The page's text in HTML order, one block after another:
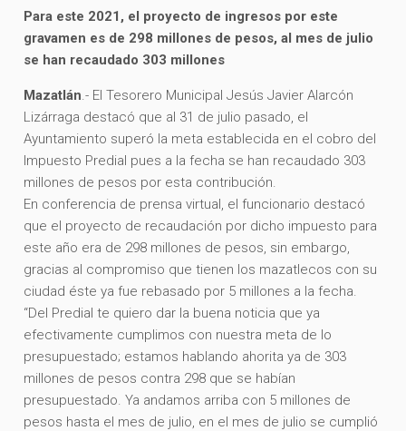
Para este 2021, el proyecto de ingresos por este
gravamen es de 298 millones de pesos, al mes de julio
se han recaudado 303 millones
Mazatlán.- El Tesorero Municipal Jesús Javier Alarcón
Lizárraga destacó que al 31 de julio pasado, el
Ayuntamiento superó la meta establecida en el cobro del
Impuesto Predial pues a la fecha se han recaudado 303
millones de pesos por esta contribución.
En conferencia de prensa virtual, el funcionario destacó
que el proyecto de recaudación por dicho impuesto para
este año era de 298 millones de pesos, sin embargo,
gracias al compromiso que tienen los mazatlecos con su
ciudad éste ya fue rebasado por 5 millones a la fecha.
“Del Predial te quiero dar la buena noticia que ya
efectivamente cumplimos con nuestra meta de lo
presupuestado; estamos hablando ahorita ya de 303
millones de pesos contra 298 que se habían
presupuestado. Ya andamos arriba con 5 millones de
pesos hasta el mes de julio, en el mes de julio se cumplió